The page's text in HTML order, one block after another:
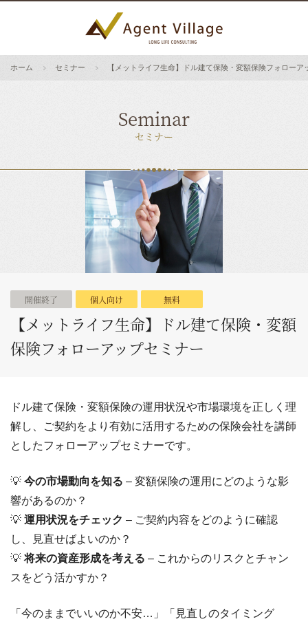
ホーム セミナー 【メットライフ生命】ドル建て保険・変額保険フォローア
Seminar
セミナー
開催終了 個人向け 無料
【メットライフ生命】ドル建て保険・変額
保険フォローアップセミナー
ドル建て保険・変額保険の運用状況や市場環境を正しく理
解し、ご契約をより有効に活用するための保険会社を講師
としたフォローアップセミナーです。
💡 今の市場動向を知る – 変額保険の運用にどのような影
響があるのか？
💡 運用状況をチェック – ご契約内容をどのように確認
し、見直せばよいのか？
💡将来の資産形成を考える – これからのリスクとチャン
スをどう活かすか？
「今のままでいいのか不安…」「見直しのタイミング